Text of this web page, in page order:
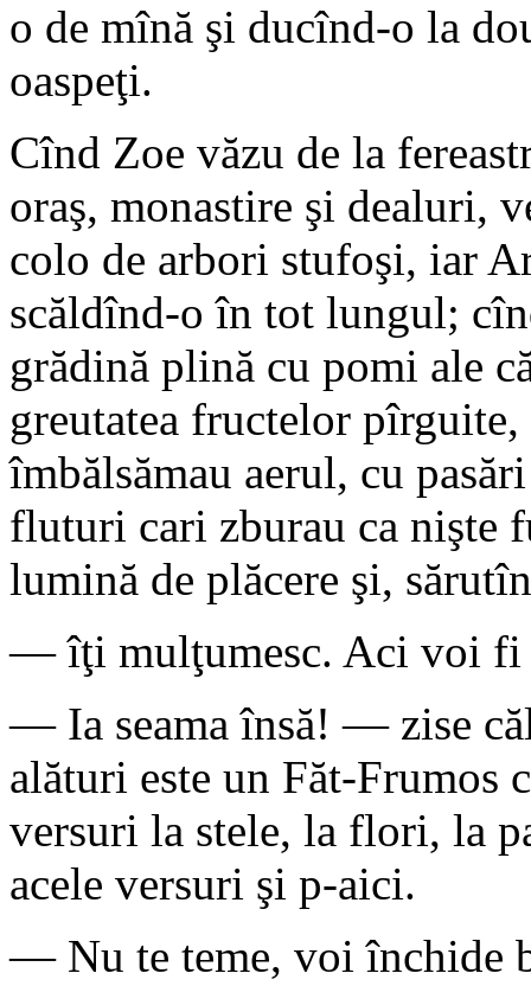
o de mînă şi ducînd-o la
oaspeţi.
Cînd Zoe văzu de la
oraş, monastire şi dealuri,
colo de arbori stufoşi, iar
scăldînd-o în tot lungul;
grădină plină cu pomi ale
greutatea fructelor
îmbălsămau aerul, cu
fluturi cari zburau ca nişte
lumină de plăcere şi,
— îţi mulţumesc. Aci voi fi
— Ia seama însă! — zise
alături este un Făt-Frumos
versuri la stele, la flori, la
acele versuri şi p-aici.
— Nu te teme, voi închide